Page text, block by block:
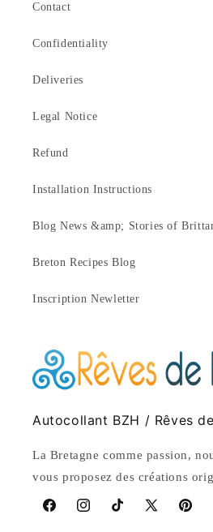
Contact
Confidentiality
Deliveries
Legal Notice
Refund
Installation Instructions
Blog News &amp; Stories of
Breton Recipes Blog
Inscription Newletter
Autocollant BZH / Rêves
La Bretagne comme passion,
vous proposez des créations
FacebookInstagramTikTokX